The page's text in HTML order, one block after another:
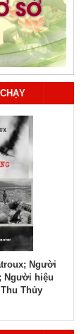
Người
Người hiệu
Thủy